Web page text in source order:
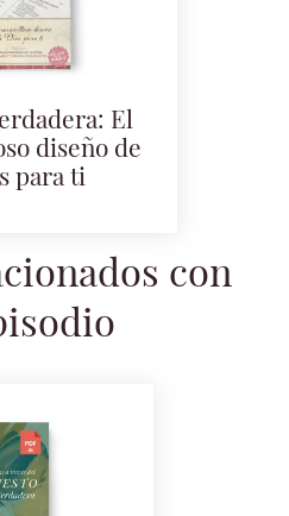
El
diseño de
para ti
con